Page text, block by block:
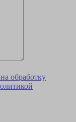
обработку